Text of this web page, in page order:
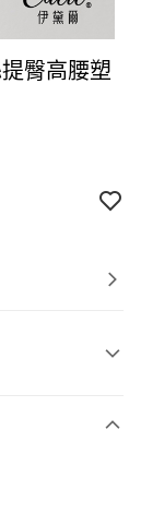
臀高腰塑